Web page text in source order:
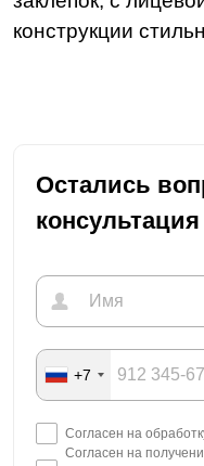
конструкции
Остались
+7
Согласен на
Согласен на